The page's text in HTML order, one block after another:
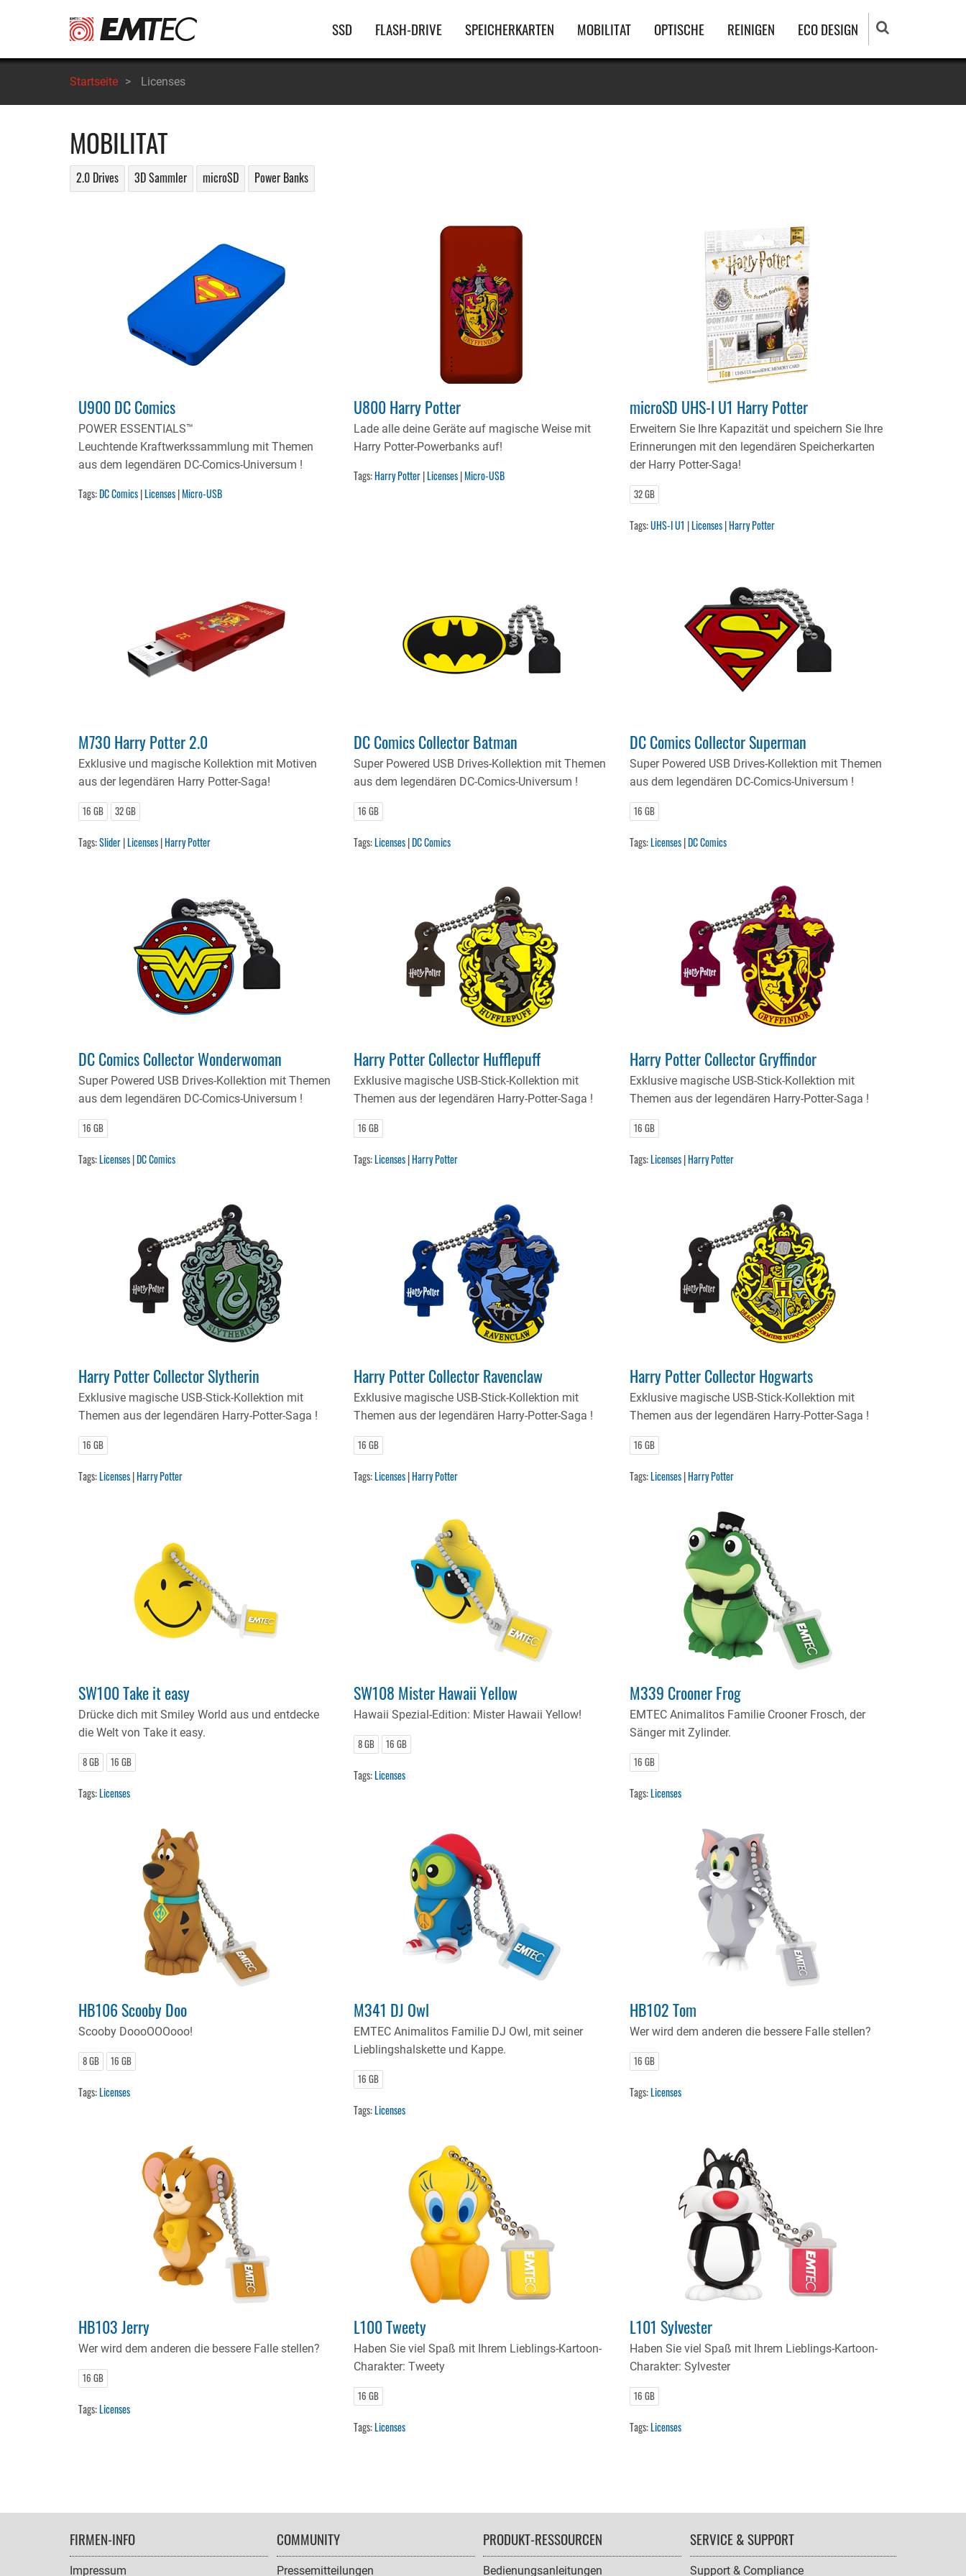
Hauptnavigation
SSD FLASH-DRIVE SPEICHERKARTEN MOBILITAT OPTISCHE REINIGEN ECO DESIGN
Startseite > Licenses
MOBILITAT
2.0 Drives 3D Sammler microSD Power Banks
U900 DC Comics
POWER ESSENTIALS™
Leuchtende Kraftwerkssammlung mit Themen
aus dem legendären DC-Comics-Universum !
Tags:DC Comics|Licenses|Micro-USB
U800 Harry Potter
Lade alle deine Geräte auf magische Weise mit
Harry Potter-Powerbanks auf!
Tags:Harry Potter|Licenses|Micro-USB
microSD UHS-I U1 Harry Potter
Erweitern Sie Ihre Kapazität und speichern Sie Ihre
Erinnerungen mit den legendären Speicherkarten
der Harry Potter-Saga!
32 GB
Tags:UHS-I U1 |Licenses|Harry Potter
M730 Harry Potter 2.0
Exklusive und magische Kollektion mit Motiven
aus der legendären Harry Potter-Saga!
16 GB 32 GB
Tags:Slider|Licenses|Harry Potter
DC Comics Collector Batman
Super Powered USB Drives-Kollektion mit Themen
aus dem legendären DC-Comics-Universum !
16 GB
Tags:Licenses|DC Comics
DC Comics Collector Superman
Super Powered USB Drives-Kollektion mit Themen
aus dem legendären DC-Comics-Universum !
16 GB
Tags:Licenses|DC Comics
DC Comics Collector Wonderwoman
Super Powered USB Drives-Kollektion mit Themen
aus dem legendären DC-Comics-Universum !
16 GB
Tags:Licenses|DC Comics
Harry Potter Collector Hufflepuff
Exklusive magische USB-Stick-Kollektion mit
Themen aus der legendären Harry-Potter-Saga !
16 GB
Tags:Licenses|Harry Potter
Harry Potter Collector Gryffindor
Exklusive magische USB-Stick-Kollektion mit
Themen aus der legendären Harry-Potter-Saga !
16 GB
Tags:Licenses|Harry Potter
Harry Potter Collector Slytherin
Exklusive magische USB-Stick-Kollektion mit
Themen aus der legendären Harry-Potter-Saga !
16 GB
Tags:Licenses|Harry Potter
Harry Potter Collector Ravenclaw
Exklusive magische USB-Stick-Kollektion mit
Themen aus der legendären Harry-Potter-Saga !
16 GB
Tags:Licenses|Harry Potter
Harry Potter Collector Hogwarts
Exklusive magische USB-Stick-Kollektion mit
Themen aus der legendären Harry-Potter-Saga !
16 GB
Tags:Licenses|Harry Potter
SW100 Take it easy
Drücke dich mit Smiley World aus und entdecke
die Welt von Take it easy.
8 GB 16 GB
Tags:Licenses
SW108 Mister Hawaii Yellow
Hawaii Spezial-Edition: Mister Hawaii Yellow!
8 GB 16 GB
Tags:Licenses
M339 Crooner Frog
EMTEC Animalitos Familie Crooner Frosch, der
Sänger mit Zylinder.
16 GB
Tags:Licenses
HB106 Scooby Doo
Scooby DoooOOOooo!
8 GB 16 GB
Tags:Licenses
M341 DJ Owl
EMTEC Animalitos Familie DJ Owl, mit seiner
Lieblingshalskette und Kappe.
16 GB
Tags:Licenses
HB102 Tom
Wer wird dem anderen die bessere Falle stellen?
16 GB
Tags:Licenses
HB103 Jerry
Wer wird dem anderen die bessere Falle stellen?
16 GB
Tags:Licenses
L100 Tweety
Haben Sie viel Spaß mit Ihrem Lieblings-Kartoon-
Charakter: Tweety
16 GB
Tags:Licenses
L101 Sylvester
Haben Sie viel Spaß mit Ihrem Lieblings-Kartoon-
Charakter: Sylvester
16 GB
Tags:Licenses
FOOTER
NAVIGATION
FIRMEN-INFO
Impressum
COMMUNITY
Pressemitteilungen
PRODUKT-RESSOURCEN
Bedienungsanleitungen
SERVICE & SUPPORT
Support & Compliance